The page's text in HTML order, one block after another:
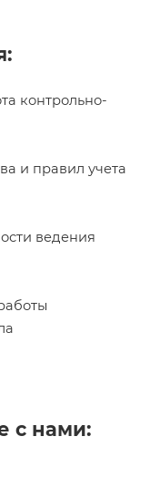
контрольно-
и правил учета
ведения
с нами: